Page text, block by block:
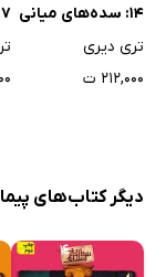
14: سده‌های میانی
مصیبت‌بار
تری دیری
۲۱۲,۰۰۰ ت
دیگر کتاب‌های